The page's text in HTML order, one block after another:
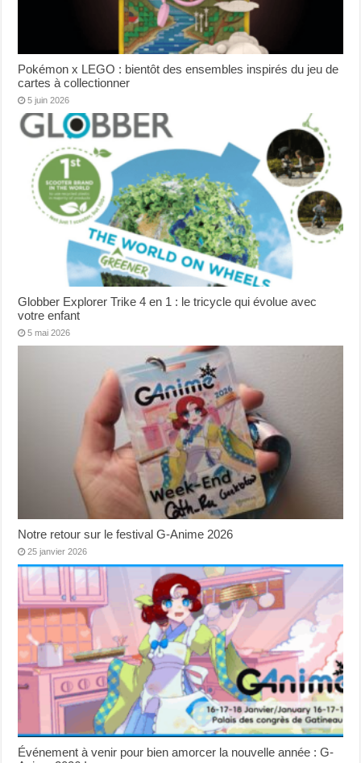
Pokémon x LEGO : bientôt des ensembles inspirés du jeu de
cartes à collectionner
5 juin 2026
Globber Explorer Trike 4 en 1 : le tricycle qui évolue avec
votre enfant
5 mai 2026
Notre retour sur le festival G-Anime 2026
25 janvier 2026
Événement à venir pour bien amorcer la nouvelle année : G-